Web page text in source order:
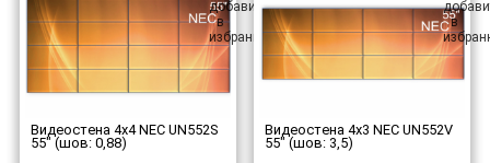
Видеостена 4x4 NEC UN552S
55" (шов: 0,88)
Видеостена 4x3 NEC UN552V
55" (шов: 3,5)